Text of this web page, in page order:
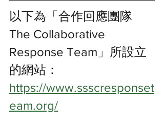
以下為「合作回應團隊
The Collaborative
Response Team」所設立
的網站：
https://www.ssscresponset
eam.org/